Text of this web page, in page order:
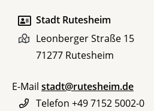
Stadt Rutesheim
Leonberger Straße 15
71277 Rutesheim
E-Mail stadt@rutesheim.de
Telefon +49 7152 5002-0